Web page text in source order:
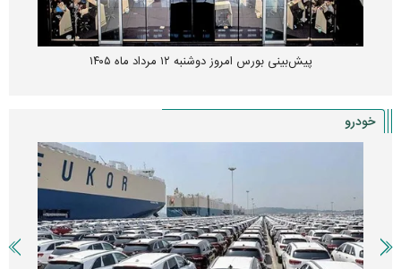
پیش‌بینی بورس امروز دوشنبه ۱۲ مرداد ماه ۱۴۰۵
خودرو